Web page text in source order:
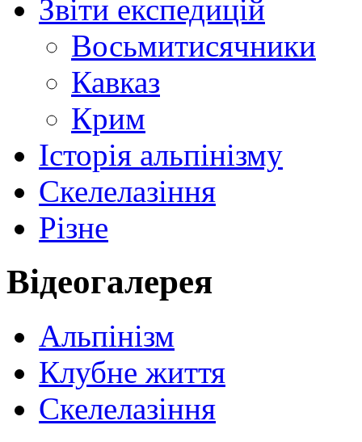
Звіти експедицій
Восьмитисячники
Кавказ
Крим
Історія альпінізму
Скелелазіння
Різне
Відеогалерея
Альпінізм
Клубне життя
Скелелазіння